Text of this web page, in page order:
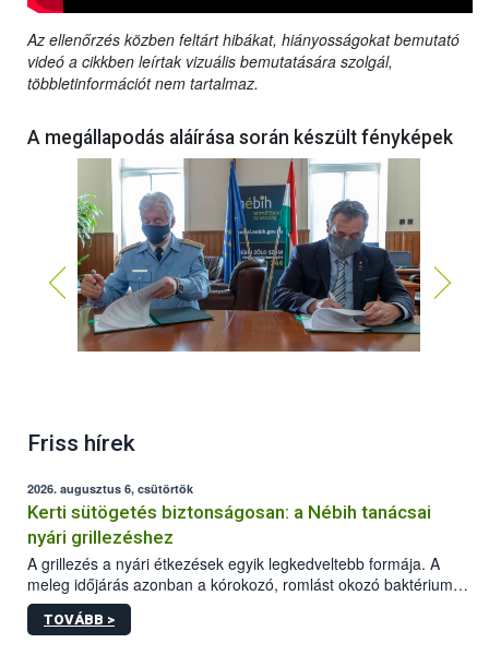
Az ellenőrzés közben feltárt hibákat, hiányosságokat bemutató
videó a cikkben leírtak vizuális bemutatására szolgál,
többletinformációt nem tartalmaz.
A megállapodás aláírása során készült fényképek
Friss hírek
2026. augusztus 6, csütörtök
Kerti sütögetés biztonságosan: a Nébih tanácsai
nyári grillezéshez
A grillezés a nyári étkezések egyik legkedveltebb formája. A
meleg időjárás azonban a kórokozó, romlást okozó baktériumok
gyorsabb szaporodásának is kedvez. A szabadtéri sütögetés
ezért nem csupán a megfelelő sütési technikáról szól: legalább
TOVÁBB >